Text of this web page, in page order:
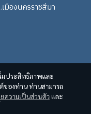
มประสิทธิภาพและ
ของท่าน ท่านสามารถ
ความเป็นส่วนตัว และ
องนครราชสีมา